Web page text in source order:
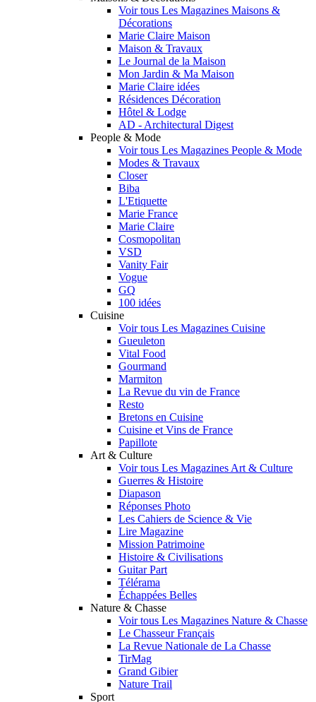
Voir tous Les Magazines Maisons &
Décorations
Marie Claire Maison
Maison & Travaux
Le Journal de la Maison
Mon Jardin & Ma Maison
Marie Claire idées
Résidences Décoration
Hôtel & Lodge
AD - Architectural Digest
People & Mode
Voir tous Les Magazines People & Mode
Modes & Travaux
Closer
Biba
L'Etiquette
Marie France
Marie Claire
Cosmopolitan
VSD
Vanity Fair
Vogue
GQ
100 idées
Cuisine
Voir tous Les Magazines Cuisine
Gueuleton
Vital Food
Gourmand
Marmiton
La Revue du vin de France
Resto
Bretons en Cuisine
Cuisine et Vins de France
Papillote
Art & Culture
Voir tous Les Magazines Art & Culture
Guerres & Histoire
Diapason
Réponses Photo
Les Cahiers de Science & Vie
Lire Magazine
Mission Patrimoine
Histoire & Civilisations
Guitar Part
Télérama
Échappées Belles
Nature & Chasse
Voir tous Les Magazines Nature & Chasse
Le Chasseur Français
La Revue Nationale de La Chasse
TirMag
Grand Gibier
Nature Trail
Sport